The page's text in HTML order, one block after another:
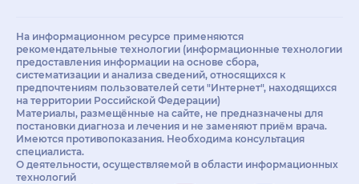
На информационном ресурсе применяются
рекомендательные технологии (информационные технологии
предоставления информации на основе сбора,
систематизации и анализа сведений, относящихся к
предпочтениям пользователей сети "Интернет", находящихся
на территории Российской Федерации)
Материалы, размещённые на сайте, не предназначены для
постановки диагноза и лечения и не заменяют приём врача.
Имеются противопоказания. Необходима консультация
специалиста.
О деятельности, осуществляемой в области информационных
технологий